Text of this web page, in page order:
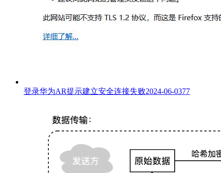
登录华为AR提示建立安全连接失败2024-06-0377